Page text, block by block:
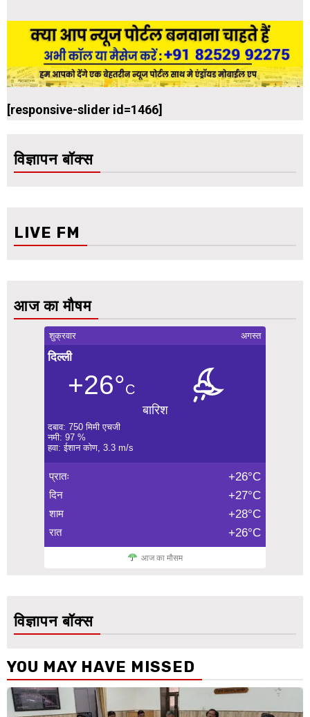
[responsive-slider id=1466]
विज्ञापन बॉक्स
LIVE FM
आज का मौषम
शुक्रवार अगस्त
दिल्ली
+26°C
बारिश
दबाव: 750 मिमी एचजी
नमी: 97 %
हवा: ईशान कोण, 3.3 m/s
प्रातः +26°C
दिन +27°C
शाम +28°C
रात +26°C
आज का मौसम
विज्ञापन बॉक्स
YOU MAY HAVE MISSED